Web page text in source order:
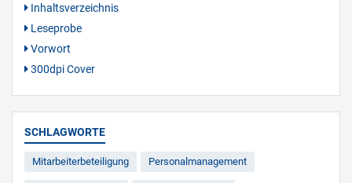
Inhaltsverzeichnis
Leseprobe
Vorwort
300dpi Cover
SCHLAGWORTE
Mitarbeiterbeteiligung Personalmanagement